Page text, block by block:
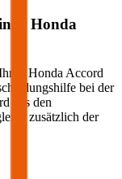
Honda
Honda Accord
bei der
aus den
zusätzlich der